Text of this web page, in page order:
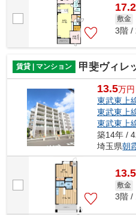
17.2
敷金
3階 /
賃貸 | マンション 甲斐ヴィレ
13.5万円
東武東上
東武東上
東武東上
築14年 /
埼玉県朝
13.5
敷金
3階 /